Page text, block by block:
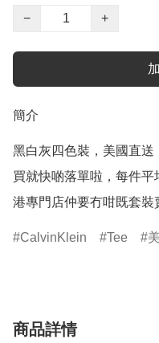
−
+
簡介
黑白灰四色裝，美國直
買就快啲落單啦，每件
港專門店仲要冇咁既套裝
CalvinKlein Tee
商品詳情